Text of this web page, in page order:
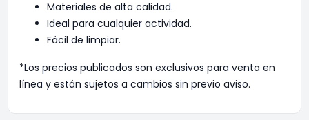
Materiales de alta calidad.
Ideal para cualquier actividad.
Fácil de limpiar.
*Los precios publicados son exclusivos para venta en
línea y están sujetos a cambios sin previo aviso.